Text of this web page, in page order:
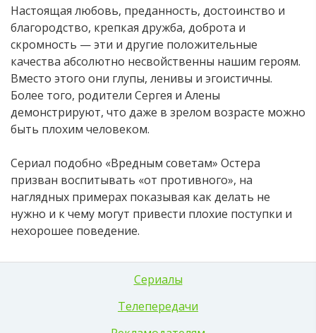
Настоящая любовь, преданность, достоинство и
благородство, крепкая дружба, доброта и
скромность — эти и другие положительные
качества абсолютно несвойственны нашим героям.
Вместо этого они глупы, ленивы и эгоистичны.
Более того, родители Сергея и Алены
демонстрируют, что даже в зрелом возрасте можно
быть плохим человеком.
Сериал подобно «Вредным советам» Остера
призван воспитывать «от противного», на
наглядных примерах показывая как делать не
нужно и к чему могут привести плохие поступки и
нехорошее поведение.
Сериалы
Телепередачи